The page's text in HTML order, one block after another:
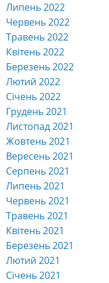
Липень 2022
Червень 2022
Травень 2022
Квітень 2022
Березень 2022
Лютий 2022
Січень 2022
Грудень 2021
Листопад 2021
Жовтень 2021
Вересень 2021
Серпень 2021
Липень 2021
Червень 2021
Травень 2021
Квітень 2021
Березень 2021
Лютий 2021
Січень 2021